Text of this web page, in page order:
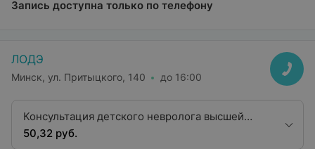
Запись доступна только по телефону
ЛОДЭ
Минск, ул. Притыцкого, 140 до 16:00
Консультация детского невролога высшей
квалификационной категории
50,32 руб.